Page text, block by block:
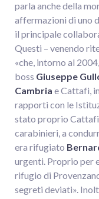
parla anche della
affermazioni di uno
il principale
Questi – venendo
«che, intorno al 2004,
boss Giuseppe
Cambria e Cattafi,
rapporti con le
stato proprio
carabinieri, a
era rifugiato
urgenti. Proprio per
rifugio di
segreti deviati».